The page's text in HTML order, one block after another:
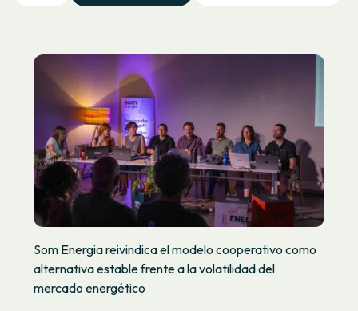
Som Energia reivindica el modelo cooperativo como
alternativa estable frente a la volatilidad del
mercado energético